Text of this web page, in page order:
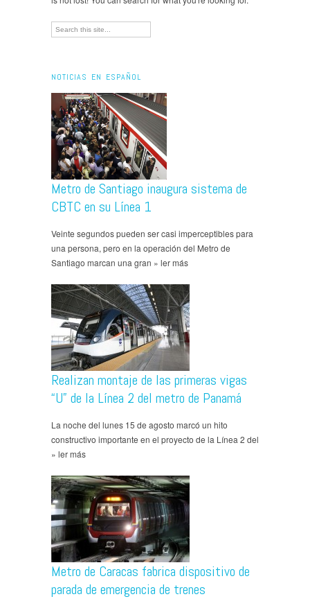
NOTICIAS EN ESPAÑOL
Metro de Santiago inaugura sistema de
CBTC en su Línea 1
Veinte segundos pueden ser casi imperceptibles para
una persona, pero en la operación del Metro de
Santiago marcan una gran » ler más
Realizan montaje de las primeras vigas
“U” de la Línea 2 del metro de Panamá
La noche del lunes 15 de agosto marcó un hito
constructivo importante en el proyecto de la Línea 2 del
» ler más
Metro de Caracas fabrica dispositivo de
parada de emergencia de trenes